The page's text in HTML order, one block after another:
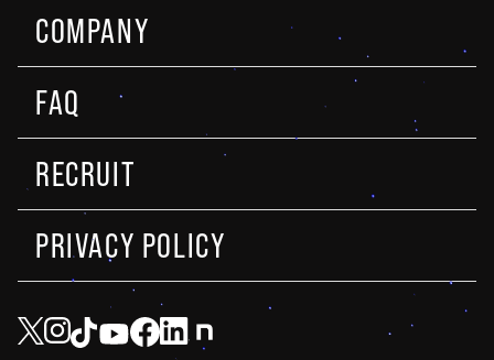
COMPANY
FAQ
RECRUIT
PRIVACY POLICY